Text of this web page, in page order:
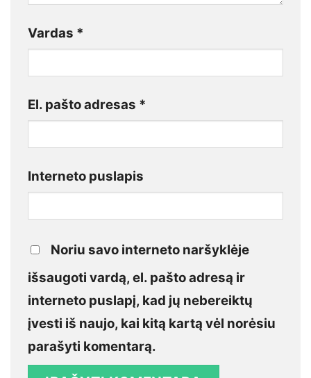
Vardas *
El. pašto adresas *
Interneto puslapis
Noriu savo interneto naršyklėje
išsaugoti vardą, el. pašto adresą ir
interneto puslapį, kad jų nebereiktų
įvesti iš naujo, kai kitą kartą vėl norėsiu
parašyti komentarą.